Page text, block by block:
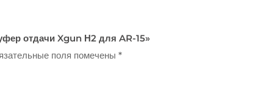
отдачи Xgun Н2 для AR-15»
поля помечены*